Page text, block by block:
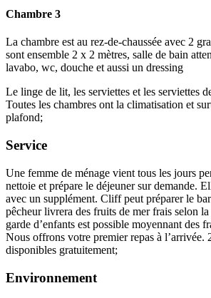
Chambre 3
La chambre est au rez-de-chaussée avec 2
sont ensemble 2 x 2 mètres, salle de bain
lavabo, wc, douche et aussi un dressing
Le linge de lit, les serviettes et les serviettes
Toutes les chambres ont la climatisation et
plafond;
Service
Une femme de ménage vient tous les jours
nettoie et prépare le déjeuner sur demande.
avec un supplément. Cliff peut préparer le
pêcheur livrera des fruits de mer frais selon
garde d’enfants est possible moyennant des
Nous offrons votre premier repas à l’arrivée.
disponibles gratuitement;
Environnement